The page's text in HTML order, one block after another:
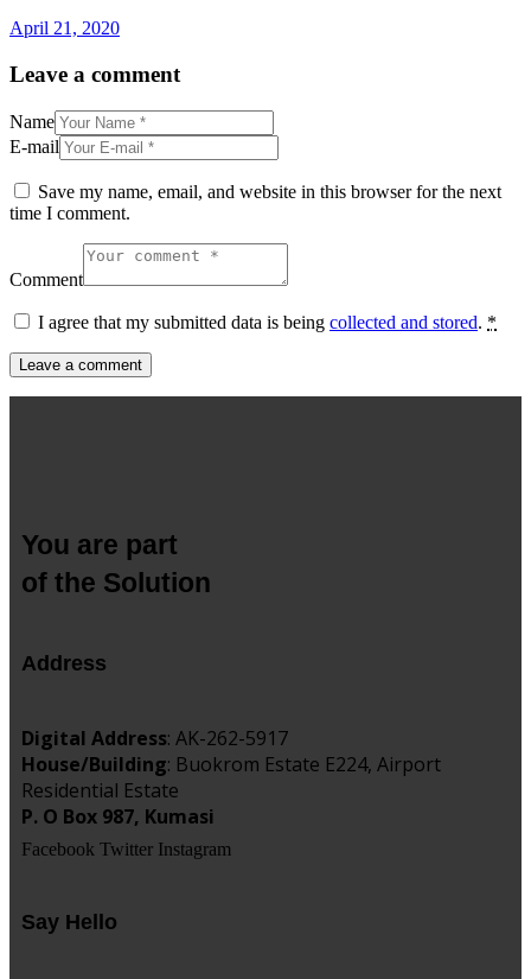
April 21, 2020
Leave a comment
Name
E-mail
Save my name, email, and website in this browser for the next
time I comment.
Comment
I agree that my submitted data is being collected and stored. *
You are part
of the Solution
Address
Digital Address: AK-262-5917
House/Building: Buokrom Estate E224, Airport
Residential Estate
P. O Box 987, Kumasi
Facebook Twitter Instagram
Say Hello